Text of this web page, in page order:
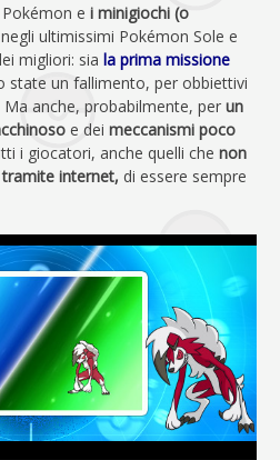
e i minigiochi (o
ultimissimi Pokémon Sole e
migliori: sia la prima missione
state un fallimento, per obbiettivi
anche, probabilmente, per un
e dei meccanismi poco
i giocatori, anche quelli che non
internet, di essere sempre